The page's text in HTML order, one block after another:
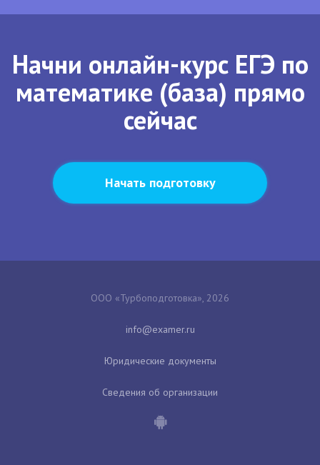
Начни онлайн-курс ЕГЭ по
математике (база) прямо
сейчас
Начать подготовку
ООО «Турбоподготовка», 2026
Юридические документы
Сведения об организации